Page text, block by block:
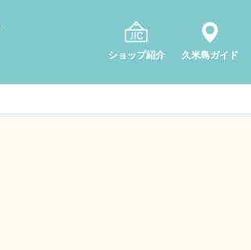
ショップ紹介 久米島ガイド